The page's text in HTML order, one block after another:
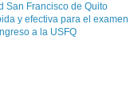
San Francisco de Quito
y efectiva para el examen
a la USFQ